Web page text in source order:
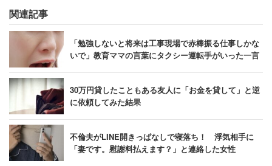
関連記事
「勉強しないと将来は工事現場で赤棒振る仕事しかな
いで」教育ママの言葉にタクシー運転手がいった一言
30万円貸したこともある友人に「お金を貸して」と逆
に依頼してみた結果
不倫夫がLINE開きっぱなしで寝落ち！ 浮気相手に
「妻です。慰謝料払えます？」と連絡した女性